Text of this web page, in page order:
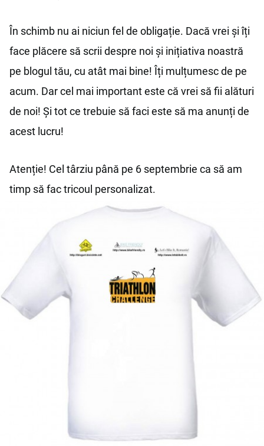
În schimb nu ai niciun fel de obligație. Dacă vrei și îți
face plăcere să scrii despre noi și inițiativa noastră
pe blogul tău, cu atât mai bine! Îți mulțumesc de pe
acum. Dar cel mai important este că vrei să fii alături
de noi! Și tot ce trebuie să faci este să ma anunți de
acest lucru!
Atenție! Cel târziu până pe 6 septembrie ca să am
timp să fac tricoul personalizat.